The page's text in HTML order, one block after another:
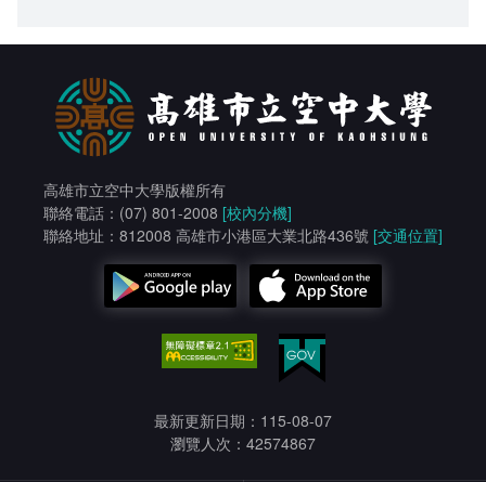
高雄市立空中大學版權所有
聯絡電話：(07) 801-2008 [校內分機]
聯絡地址：812008 高雄市小港區大業北路436號 [交通位置]
最新更新日期：115-08-07
瀏覽人次：42574867